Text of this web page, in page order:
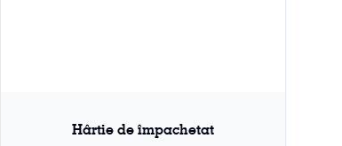
Hârtie de împachetat